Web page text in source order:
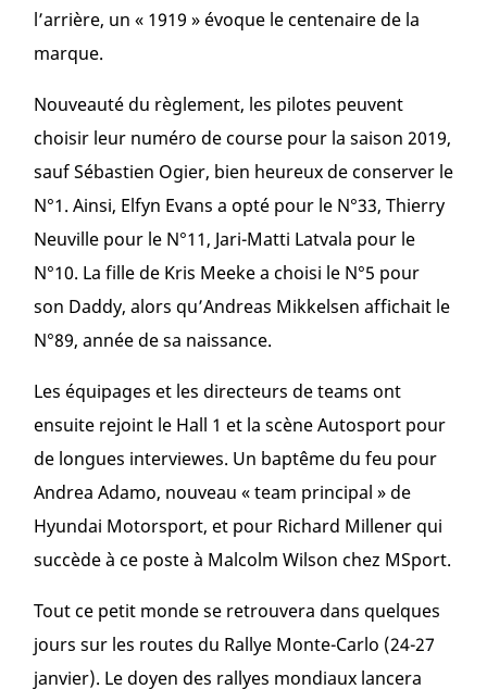
l’arrière, un « 1919 » évoque le centenaire de la
marque.
Nouveauté du règlement, les pilotes peuvent
choisir leur numéro de course pour la saison 2019,
sauf Sébastien Ogier, bien heureux de conserver le
N°1. Ainsi, Elfyn Evans a opté pour le N°33, Thierry
Neuville pour le N°11, Jari-Matti Latvala pour le
N°10. La fille de Kris Meeke a choisi le N°5 pour
son Daddy, alors qu’Andreas Mikkelsen affichait le
N°89, année de sa naissance.
Les équipages et les directeurs de teams ont
ensuite rejoint le Hall 1 et la scène Autosport pour
de longues interviewes. Un baptême du feu pour
Andrea Adamo, nouveau « team principal » de
Hyundai Motorsport, et pour Richard Millener qui
succède à ce poste à Malcolm Wilson chez MSport.
Tout ce petit monde se retrouvera dans quelques
jours sur les routes du Rallye Monte-Carlo (24-27
janvier). Le doyen des rallyes mondiaux lancera